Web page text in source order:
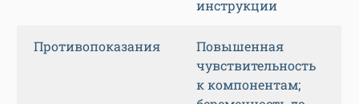
инструкции
Противопоказания
Повышенная
чувствительность
к компонентам;